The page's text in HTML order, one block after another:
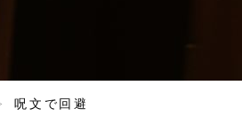
呪文で回避